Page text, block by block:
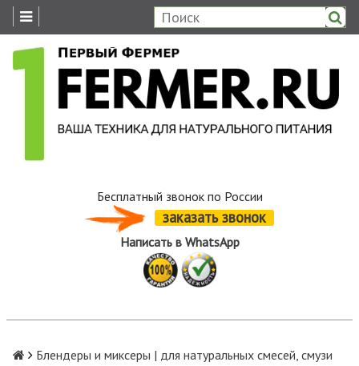
Бесплатный звонок по России
заказать звонок
Написать в WhatsApp
Блендеры и миксеры | для натуральных смесей, смузи